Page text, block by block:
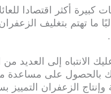
كبيرة أكثر اقتصادا
ما تهتم بتغليف
الانتباه إلى العديد
بالحصول على مساعدة
الزعفران التمييز